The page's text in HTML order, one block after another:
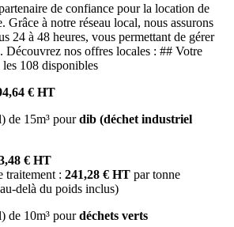
de confiance pour la location de
Grâce à notre réseau local, nous assurons
24 à 48 heures, vous permettant de gérer
Découvrez nos offres locales : ## Votre
108 disponibles
€ HT
de 15m³ pourdib (déchet industriel
€ HT
traitement : 241,28 € HT par tonne
delà du poids inclus)
de 10m³ pourdéchets verts